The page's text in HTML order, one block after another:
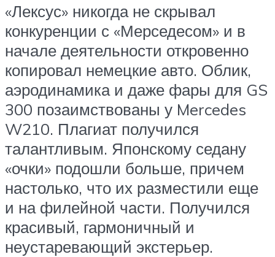
«Лексус» никогда не скрывал
конкуренции с «Мерседесом» и в
начале деятельности откровенно
копировал немецкие авто. Облик,
аэродинамика и даже фары для GS
300 позаимствованы у Mercedes
W210. Плагиат получился
талантливым. Японскому седану
«очки» подошли больше, причем
настолько, что их разместили еще
и на филейной части. Получился
красивый, гармоничный и
неустаревающий экстерьер.